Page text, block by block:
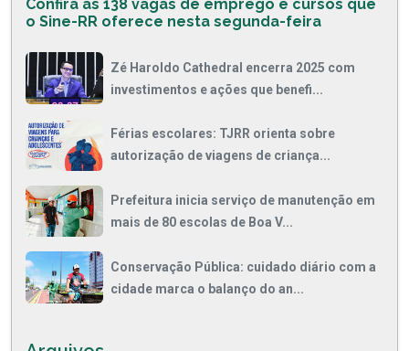
Confira as 138 vagas de emprego e cursos que
o Sine-RR oferece nesta segunda-feira
Zé Haroldo Cathedral encerra 2025 com
investimentos e ações que benefi...
Férias escolares: TJRR orienta sobre
autorização de viagens de criança...
Prefeitura inicia serviço de manutenção em
mais de 80 escolas de Boa V...
Conservação Pública: cuidado diário com a
cidade marca o balanço do an...